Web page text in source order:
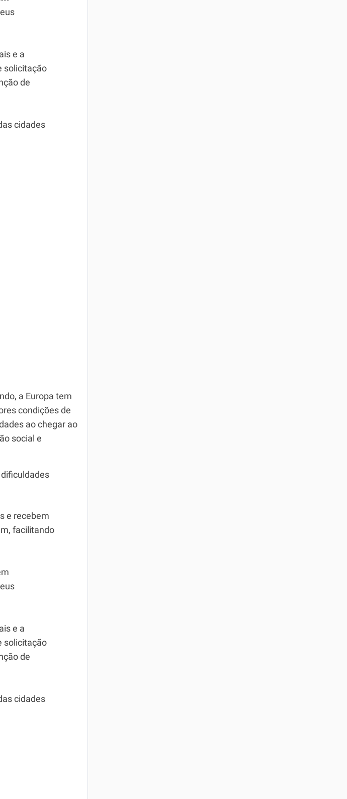
e a
solicitação
de
cidades
a Europa tem
condições de
ao chegar ao
social e
e recebem
facilitando
e a
solicitação
de
cidades